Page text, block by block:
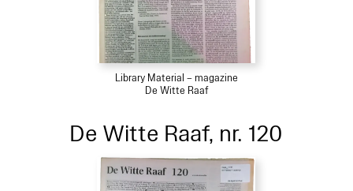
Library Material – magazine
De Witte Raaf
De Witte Raaf, nr. 120